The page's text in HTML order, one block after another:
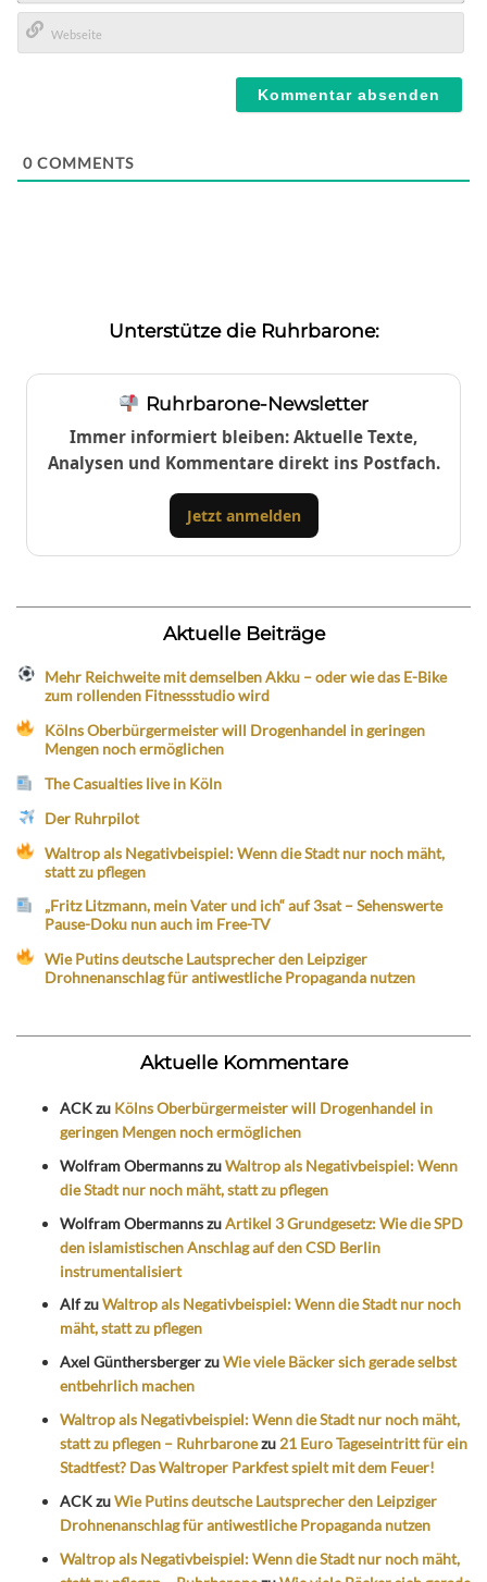
E-
Mail*
0 COMMENTS
Unterstütze die Ruhrbarone:
Ruhrbarone-Newsletter
Immer informiert bleiben: Aktuelle Texte,
Analysen und Kommentare direkt ins Postfach.
Jetzt anmelden
Aktuelle Beiträge
Mehr Reichweite mit demselben Akku – oder wie das E-Bike
zum rollenden Fitnessstudio wird
Kölns Oberbürgermeister will Drogenhandel in geringen
Mengen noch ermöglichen
The Casualties live in Köln
Der Ruhrpilot
Waltrop als Negativbeispiel: Wenn die Stadt nur noch mäht,
statt zu pflegen
„Fritz Litzmann, mein Vater und ich“ auf 3sat – Sehenswerte
Pause-Doku nun auch im Free-TV
Wie Putins deutsche Lautsprecher den Leipziger
Drohnenanschlag für antiwestliche Propaganda nutzen
Aktuelle Kommentare
ACKzu Kölns Oberbürgermeister will Drogenhandel in
geringen Mengen noch ermöglichen
Wolfram ObermannszuWaltrop als Negativbeispiel: Wenn
die Stadt nur noch mäht, statt zu pflegen
Wolfram ObermannszuArtikel 3 Grundgesetz: Wie die SPD
den islamistischen Anschlag auf den CSD Berlin
instrumentalisiert
AlfzuWaltrop als Negativbeispiel: Wenn die Stadt nur noch
mäht, statt zu pflegen
Axel GünthersbergerzuWie viele Bäcker sich gerade selbst
entbehrlich machen
Waltrop als Negativbeispiel: Wenn die Stadt nur noch mäht,
statt zu pflegen – Ruhrbaronezu 21 Euro Tageseintritt für ein
Stadtfest? Das Waltroper Parkfest spielt mit dem Feuer!
ACKzuWie Putins deutsche Lautsprecher den Leipziger
Drohnenanschlag für antiwestliche Propaganda nutzen
Waltrop als Negativbeispiel: Wenn die Stadt nur noch mäht,